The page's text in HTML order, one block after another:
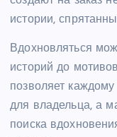
истории,
Вдохновляться
историй до
позволяет
для владельца, а
поиска